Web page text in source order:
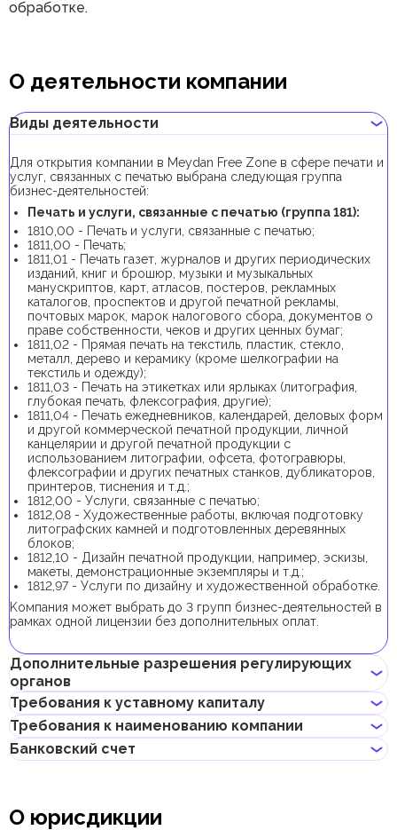
обработке.
О деятельности компании
Виды деятельности
Для открытия компании в Meydan Free Zone в сфере печати и
услуг, связанных с печатью выбрана следующая группа
бизнес-деятельностей:
Печать и услуги, связанные с печатью (группа 181):
1810,00 - Печать и услуги, связанные с печатью;
1811,00 - Печать;
1811,01 - Печать газет, журналов и других периодических
изданий, книг и брошюр, музыки и музыкальных
манускриптов, карт, атласов, постеров, рекламных
каталогов, проспектов и другой печатной рекламы,
почтовых марок, марок налогового сбора, документов о
праве собственности, чеков и других ценных бумаг;
1811,02 - Прямая печать на текстиль, пластик, стекло,
металл, дерево и керамику (кроме шелкографии на
текстиль и одежду);
1811,03 - Печать на этикетках или ярлыках (литография,
глубокая печать, флексография, другие);
1811,04 - Печать ежедневников, календарей, деловых форм
и другой коммерческой печатной продукции, личной
канцелярии и другой печатной продукции с
использованием литографии, офсета, фотогравюры,
флексографии и других печатных станков, дубликаторов,
принтеров, тиснения и т.д.;
1812,00 - Услуги, связанные с печатью;
1812,08 - Художественные работы, включая подготовку
литографских камней и подготовленных деревянных
блоков;
1812,10 - Дизайн печатной продукции, например, эскизы,
макеты, демонстрационные экземпляры и т.д.;
1812,97 - Услуги по дизайну и художественной обработке.
Kомпания может выбрать до 3 групп бизнес-деятельностей в
рамках одной лицензии без дополнительных оплат.
Дополнительные разрешения регулирующих
органов
В рамках процедуры регистрации компании с данной группой
бизнес-деятельности не требуется получение
дополнительных разрешений. При выборе только одной
бизнес-деятельности (1811,01) требуется дополнительное
Требования к уставному капиталу
Требование к минимальному уставному капиталу для
компаний Meydan FZ отсутствует.
Требования к наименованию компании
Может содержать имя учредителя
религиозных формулировок
Банковский счет
электронных (digital) банках и платежных системах.
О юрисдикции